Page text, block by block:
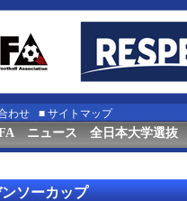
わせ ■ サイトマップ
ニュース 全日本大学選抜
ソーカップ